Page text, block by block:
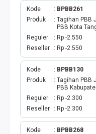
Kode
BPBB261
Produk
Tagihan PBB
PBB Kota
Reguler
Rp -2.550
Reseller
Rp -2.550
Kode
BPBB130
Produk
Tagihan PBB
PBB
Reguler
Rp -2.300
Reseller
Rp -2.300
Kode
BPBB268